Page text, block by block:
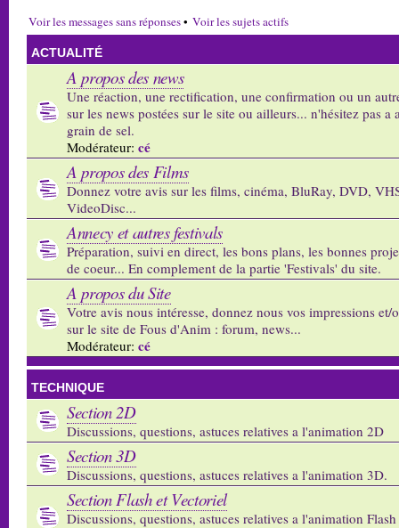
Voir les messages sans réponses• Voir les sujets actifs
ACTUALITÉ
A propos des news
Une réaction, une rectification, une confirmation ou un
sur les news postées sur le site ou ailleurs... n'hésitez pas a
grain de sel.
Modérateur: cé
A propos des Films
Donnez votre avis sur les films, cinéma, BluRay, DVD,
VideoDisc...
Annecy et autres festivals
Préparation, suivi en direct, les bons plans, les bonnes
de coeur... En complement de la partie 'Festivals' du site.
A propos du Site
Votre avis nous intéresse, donnez nous vos impressions et/
sur le site de Fous d'Anim : forum, news...
Modérateur: cé
TECHNIQUE
Section 2D
Discussions, questions, astuces relatives a l'animation 2D
Section 3D
Discussions, questions, astuces relatives a l'animation 3D.
Section Flash et Vectoriel
Discussions, questions, astuces relatives a l'animation